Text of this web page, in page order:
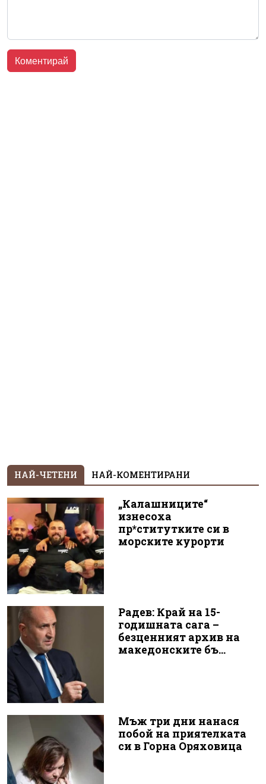
НАЙ-ЧЕТЕНИ НАЙ-КОМЕНТИРАНИ
„Калашниците“
изнесоха
пр*ститутките си в
морските курорти
Радев: Край на 15-
годишната сага –
безценният архив на
македонските бъ...
Мъж три дни нанася
побой на приятелката
си в Горна Оряховица